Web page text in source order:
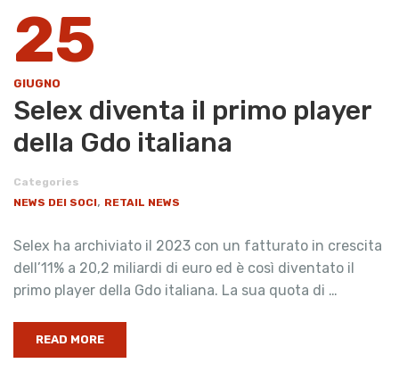
25
GIUGNO
Selex diventa il primo player
della Gdo italiana
Categories
NEWS DEI SOCI, RETAIL NEWS
Selex ha archiviato il 2023 con un fatturato in crescita
dell’11% a 20,2 miliardi di euro ed è così diventato il
primo player della Gdo italiana. La sua quota di …
READ MORE